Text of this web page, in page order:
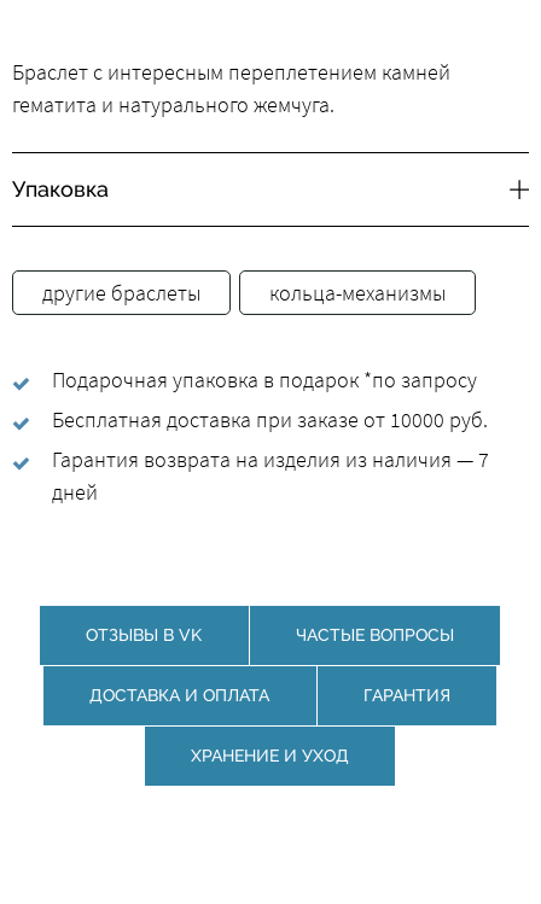
Браслет с интересным переплетением камней
гематита и натурального жемчуга.
Упаковка
другие браслеты кольца-механизмы
Подарочная упаковка в подарок *по запросу
Бесплатная доставка при заказе от 10000 руб.
Гарантия возврата на изделия из наличия — 7
дней
ОТЗЫВЫ В VK ЧАСТЫЕ ВОПРОСЫ
ДОСТАВКА И ОПЛАТА ГАРАНТИЯ
ХРАНЕНИЕ И УХОД